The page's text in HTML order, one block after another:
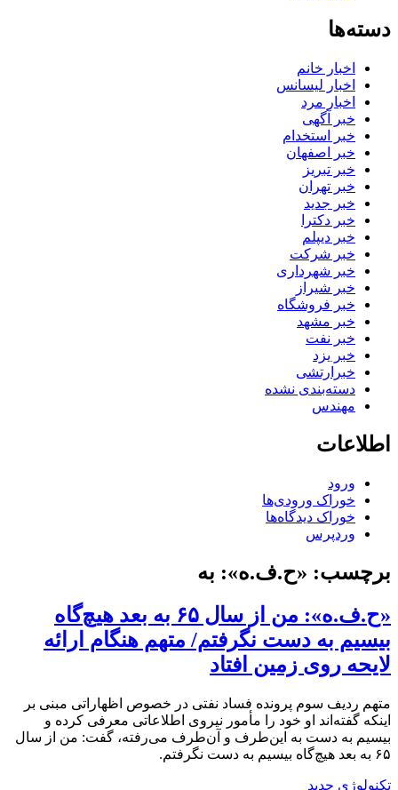
دسته‌ها
اخبار خانم
اخبار لیسانس
اخبار مرد
خبر آگهی
خبر استخدام
خبر اصفهان
خبر تبریز
خبر تهران
خبر جدید
خبر دکترا
خبر دیپلم
خبر شرکت
خبر شهرداری
خبر شیراز
خبر فروشگاه
خبر مشهد
خبر نفت
خبر یزد
خبرارتشی
دسته‌بندی نشده
مهندس
اطلاعات
ورود
خوراک ورودی‌ها
خوراک دیدگاه‌ها
وردپرس
برچسب: «ح.ف.ه»: به
«ح.ف.ه»: من از سال ۶۵ به بعد هیچ‌گاه
بیسیم به دست نگرفتم/ متهم هنگام ارائه
لایحه روی زمین افتاد
متهم ردیف سوم پرونده فساد نفتی در خصوص اظهاراتی مبنی بر
اینکه گفته‌اند او خود را مأمور نیروی اطلاعاتی معرفی کرده و
بیسیم به دست به این‌طرف و آن‌طرف می‌رفته، گفت: من از سال
۶۵ به بعد هیچ‌گاه بیسیم به دست نگرفتم.
تکنولوژی جدید